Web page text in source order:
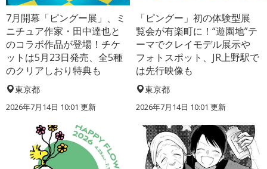
7月開幕「ピングー展」、ミ
ニチュア作家・田中達也と
のコラボ作品が登場！チケ
ットは5月23日発売、全5種
のクリアしおり特典も
東京都
2026年7月14日 10:01 更新
「ピングー」初の体験型展
覧会が有楽町に！“遊園地”テ
ーマでクレイモデル展示や
フォトスポット、JR上野駅で
は先行映像も
東京都
2026年7月14日 10:01 更新